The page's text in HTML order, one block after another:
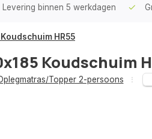
Levering binnen 5 werkdagen
HR55
Koudschuim
Topper 2-persoons